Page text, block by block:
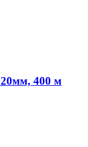
400 м